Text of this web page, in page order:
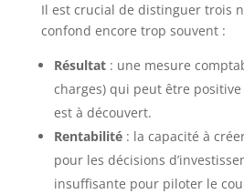
Il est crucial de distinguer trois
confond encore trop souvent :
Résultat: une mesure
charges) qui peut être
est à découvert.
Rentabilité: la capacité à
pour les décisions
insuffisante pour piloter le